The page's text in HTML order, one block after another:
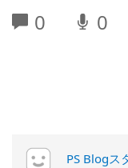
0 0
PS Blogス